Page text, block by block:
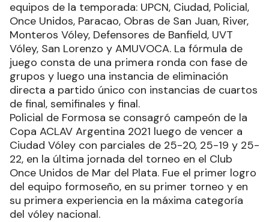
equipos de la temporada: UPCN, Ciudad, Policial,
Once Unidos, Paracao, Obras de San Juan, River,
Monteros Vóley, Defensores de Banfield, UVT
Vóley, San Lorenzo y AMUVOCA. La fórmula de
juego consta de una primera ronda con fase de
grupos y luego una instancia de eliminación
directa a partido único con instancias de cuartos
de final, semifinales y final.
Policial de Formosa se consagró campeón de la
Copa ACLAV Argentina 2021 luego de vencer a
Ciudad Vóley con parciales de 25-20, 25-19 y 25-
22, en la última jornada del torneo en el Club
Once Unidos de Mar del Plata. Fue el primer logro
del equipo formoseño, en su primer torneo y en
su primera experiencia en la máxima categoría
del vóley nacional.